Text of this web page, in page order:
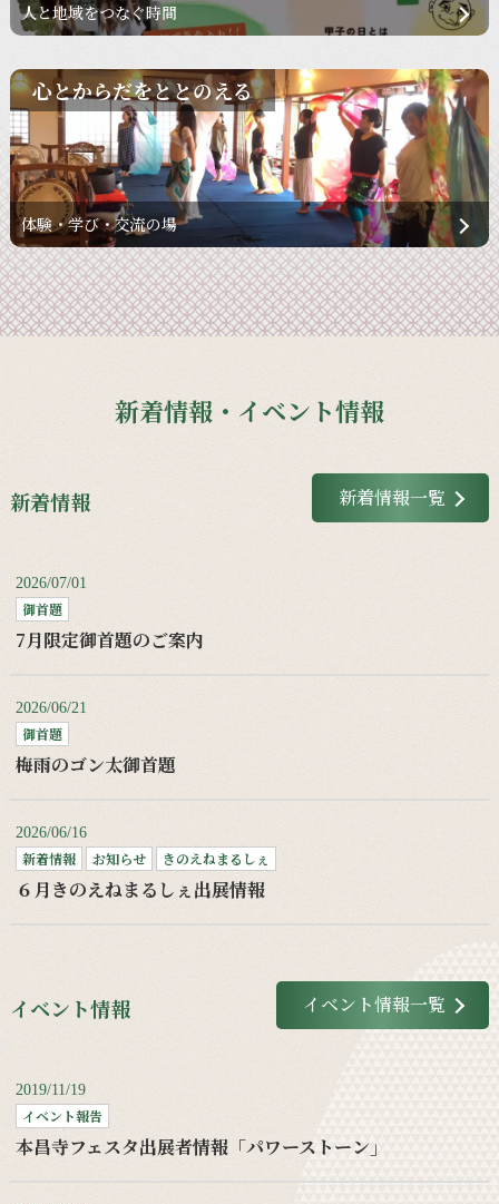
人と地域をつなぐ時間
心とからだをととのえる
体験・学び・交流の場
新着情報・イベント情報
新着情報 新着情報一覧
2026/07/01
御首題
7月限定御首題のご案内
2026/06/21
御首題
梅雨のゴン太御首題
2026/06/16
新着情報 お知らせ きのえねまるしぇ
６月きのえねまるしぇ出展情報
イベント情報 イベント情報一覧
2019/11/19
イベント報告
本昌寺フェスタ出展者情報「パワーストーン」